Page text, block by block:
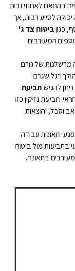
בהתאם לאחוזי נכות
לסייע רבות, אך
כגוןביטוח צד ג'
המעורבים
מרשלנות של גורם
רגל שגרם
להגישתביעת
תביעת נזיקין כזו
וסבל, והוצאות
תאונות עבודה
בתביעות מול ביטוח
בתאונה.